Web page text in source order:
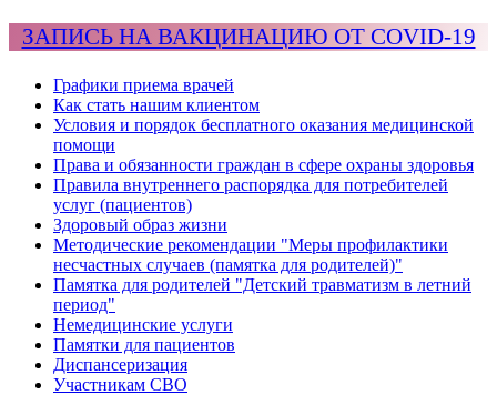
ЗАПИСЬ НА ВАКЦИНАЦИЮ ОТ COVID-19
Графики приема врачей
Как стать нашим клиентом
Условия и порядок бесплатного оказания медицинской
помощи
Права и обязанности граждан в сфере охраны здоровья
Правила внутреннего распорядка для потребителей
услуг (пациентов)
Здоровый образ жизни
Методические рекомендации "Меры профилактики
несчастных случаев (памятка для родителей)"
Памятка для родителей "Детский травматизм в летний
период"
Немедицинские услуги
Памятки для пациентов
Диспансеризация
Участникам СВО